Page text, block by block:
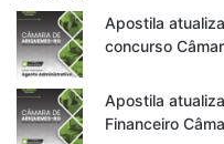
Apostila
concurso
Apostila
Financeiro